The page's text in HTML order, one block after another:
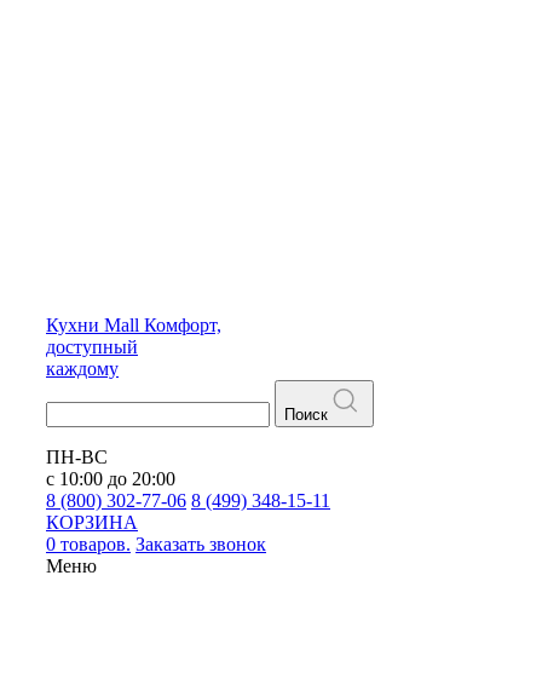
Кухни Mall Комфорт,
доступный
каждому
Поиск
ПН-ВС
с 10:00 до 20:00
8 (800) 302-77-06 8 (499) 348-15-11
КОРЗИНА
0 товаров. Заказать звонок
Меню